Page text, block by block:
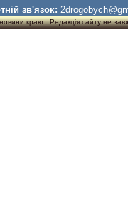
зв'язок:
краю . Редакція сайту не